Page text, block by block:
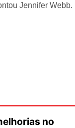
Jennifer Webb.
no